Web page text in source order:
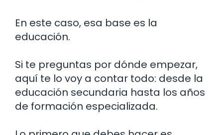
En este caso, esa base es la
educación.
Si te preguntas por dónde empezar,
aquí te lo voy a contar todo: desde la
educación secundaria hasta los años
de formación especializada.